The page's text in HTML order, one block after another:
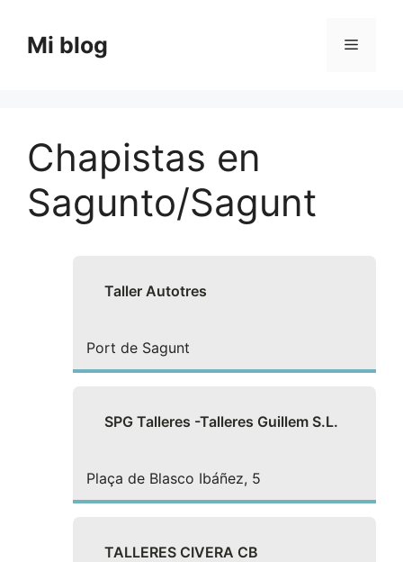
contenido
Mi blog Menú
Chapistas en
Sagunto/Sagunt
Taller Autotres
Port de Sagunt
SPG Talleres -Talleres Guillem S.L.
Plaça de Blasco Ibáñez, 5
TALLERES CIVERA CB